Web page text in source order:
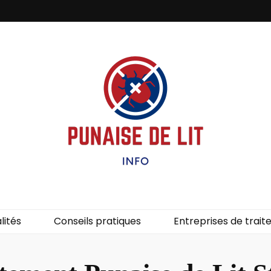
Conseils pratiques Entreprises de